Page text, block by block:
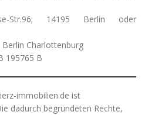
Str.96; 14195 Berlin oder
Charlottenburg
195765 B
immobilien.de ist
dadurch begründeten Rechte,